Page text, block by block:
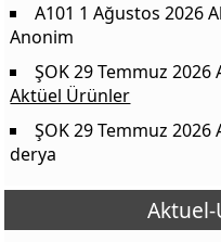
A101 1 Ağustos 2026
Anonim
ŞOK 29 Temmuz
Aktüel Ürünler
ŞOK 29 Temmuz
derya
Aktuel-